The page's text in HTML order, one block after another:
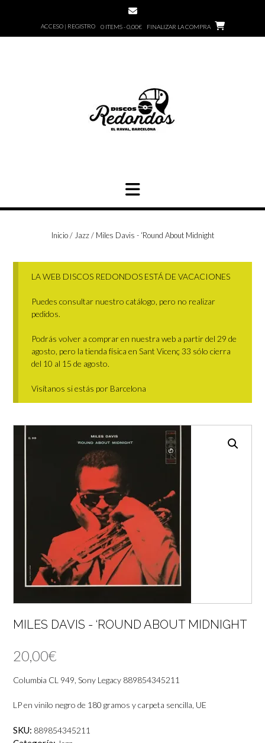
ACCESO | REGISTRO 0 ITEMS - 0,00€ FINALIZAR LA COMPRA
Inicio/ Jazz/ Miles Davis ‎- ‘Round About Midnight
LA WEB DISCOS REDONDOS ESTÁ DE VACACIONES
Puedes consultar nuestro catálogo, pero no realizar
pedidos.
Podrás volver a comprar en nuestra web a partir del 29 de
agosto, pero la tienda física en Sant Vicenç 33 sólo cierra
del 10 al 15 de agosto.
Visítanos si estás por Barcelona
MILES DAVIS ‎- ‘ROUND ABOUT MIDNIGHT
20,00€
Columbia CL 949, Sony Legacy 889854345211
LP en vinilo negro de 180 gramos y carpeta sencilla, UE
SKU: 889854345211